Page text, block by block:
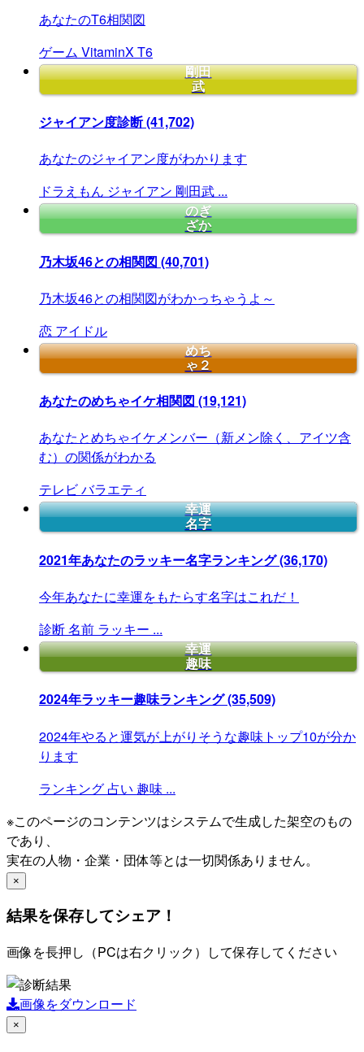
あなたのT6相関図
ゲーム VitaminXT6
剛田
武
ジャイアン度診断(41,702)
あなたのジャイアン度がわかります
ドラえもん ジャイアン 剛田武 ...
のぎ
ざか
乃木坂46との相関図 (40,701)
乃木坂46との相関図がわかっちゃうよ～
恋 アイドル
めち
ゃ２
あなたのめちゃイケ相関図 (19,121)
あなたとめちゃイケメンバー（新メン除く、アイツ含
む）の関係がわかる
テレビバラエティ
幸運
名字
2021年あなたのラッキー名字ランキング(36,170)
今年あなたに幸運をもたらす名字はこれだ！
診断名前 ラッキー ...
幸運
趣味
2024年ラッキー趣味ランキング(35,509)
2024年やると運気が上がりそうな趣味トップ10が分か
ります
ランキング 占い 趣味 ...
※このページのコンテンツはシステムで生成した架空のもの
であり、
実在の人物・企業・団体等とは一切関係ありません。
×
結果を保存してシェア！
画像を長押し（PCは右クリック）して保存してください
画像をダウンロード
×